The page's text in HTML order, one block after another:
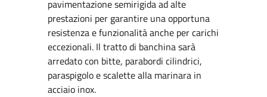
pavimentazione semirigida ad alte
prestazioni per garantire una opportuna
resistenza e funzionalità anche per carichi
eccezionali. Il tratto di banchina sarà
arredato con bitte, parabordi cilindrici,
paraspigolo e scalette alla marinara in
acciaio inox.